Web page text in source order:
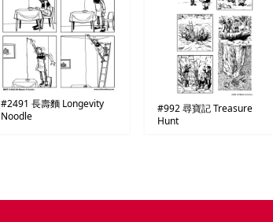
#2491 長壽麵 Longevity
Noodle
#992尋寶記Treasure
Hunt